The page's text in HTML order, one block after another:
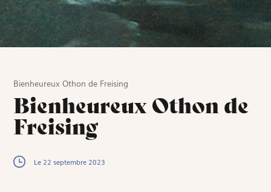
Bienheureux Othon de Freising
Bienheureux Othon de
Freising
Le 22 septembre 2023